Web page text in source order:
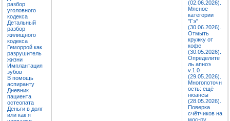
разбор
уголовного
кодекса
Детальный
разбор
жилищного
кодекса
Геморрой как
разрушитель
жизни
Имплантация
зубов
В помощь
аспиранту
Дневник
пациента
остеопата
Деньги в долг
или как я
(02.06.2026).
Мясное
категории
"Гэ"
(30.06.2026).
Отмыть
кружку от
кофе
(30.05.2026).
Определите
ль апноэ
v.1.0
(29.05.2026).
Многопоточн
ость: ещё
нюансы
(28.05.2026).
Поверка
счётчиков на
мос-ру